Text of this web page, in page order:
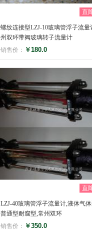
直
螺纹连接型LZJ-10玻璃管浮子流量
州双环带阀玻璃转子流量计
销售价： ￥180.0
评分
直
LZJ-40玻璃管浮子流量计,液体气
普通型耐腐型,常州双环
销售价： ￥350.0